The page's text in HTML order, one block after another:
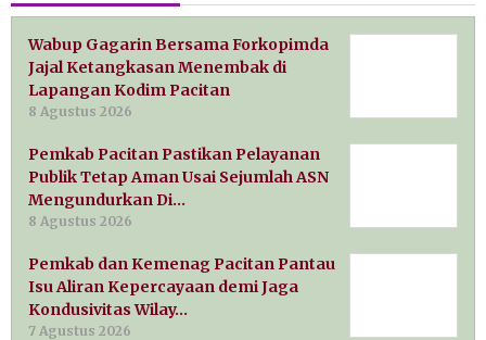
Wabup Gagarin Bersama Forkopimda
Jajal Ketangkasan Menembak di
Lapangan Kodim Pacitan
8 Agustus 2026
Pemkab Pacitan Pastikan Pelayanan
Publik Tetap Aman Usai Sejumlah ASN
Mengundurkan Di…
8 Agustus 2026
Pemkab dan Kemenag Pacitan Pantau
Isu Aliran Kepercayaan demi Jaga
Kondusivitas Wilay…
7 Agustus 2026